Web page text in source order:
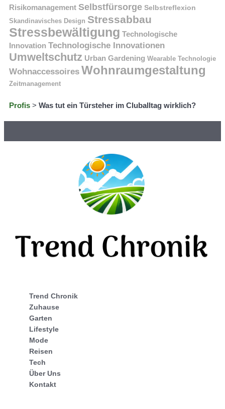
Risikomanagement Selbstfürsorge Selbstreflexion
Skandinavisches Design Stressabbau
Stressbewältigung Technologische
Innovation Technologische Innovationen
Umweltschutz Urban Gardening Wearable Technologie
Wohnaccessoires Wohnraumgestaltung
Zeitmanagement
Profis > Was tut ein Türsteher im Cluballtag wirklich?
Trend Chronik
Zuhause
Garten
Lifestyle
Mode
Reisen
Tech
Über Uns
Kontakt